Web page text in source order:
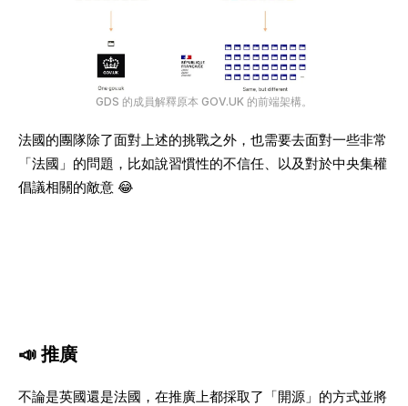
GDS 的成員解釋原本 GOV.UK 的前端架構。
法國的團隊除了面對上述的挑戰之外，也需要去面對一些非常
「法國」的問題，比如說習慣性的不信任、以及對於中央集權
倡議相關的敵意 😂
📣 推廣
不論是英國還是法國，在推廣上都採取了「開源」的方式並將